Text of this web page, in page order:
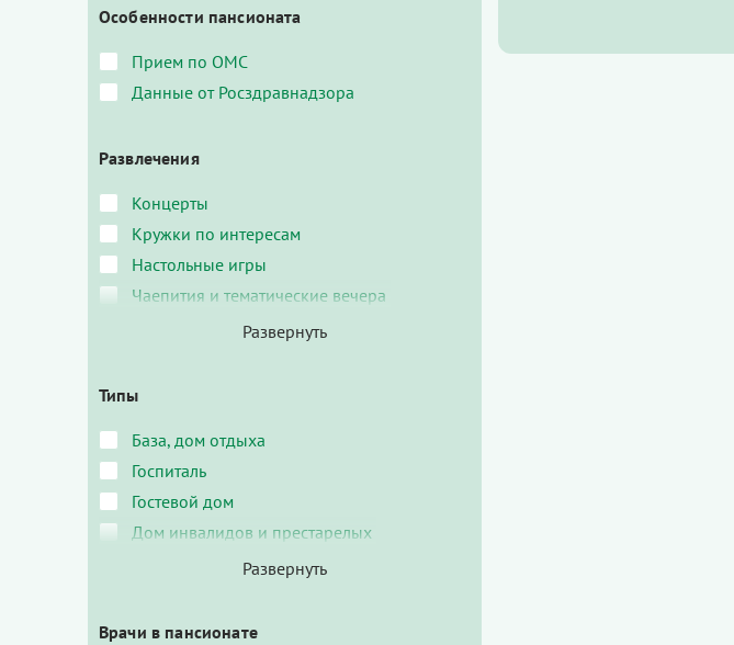
Особенности пансионата
Прием по ОМС
Данные от Росздравнадзора
Развлечения
Концерты
Кружки по интересам
Настольные игры
Чаепития и тематические вечера
Типы
База, дом отдыха
Госпиталь
Гостевой дом
Дом инвалидов и престарелых
Врачи в пансионате